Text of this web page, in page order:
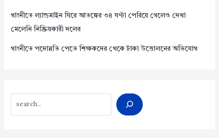
গাংনীতে ল্যান্ডমাইন ঘিরে আতঙ্কের ৩৪ ঘণ্টা পেরিয়ে গেলেও দেখা
মেলেনি নিষ্ক্রিয়কারী দলের
গাংনীতে পদোন্নতি পেতে শিক্ষকদের থেকে টাকা উত্তোলনের অভিযোগ